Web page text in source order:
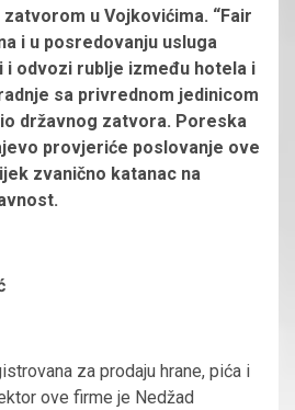
u Vojkovićima. “Fair
i u posredovanju usluga
i odvozi rublje između hotela i
sa privrednom jedinicom
državnog zatvora. Poreska
provjeriće poslovanje ove
zvanično katanac na
za prodaju hrane, pića i
ove firme je Nedžad